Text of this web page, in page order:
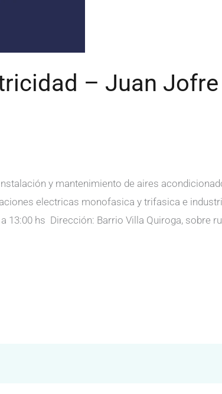
– Juan Jofre
y mantenimiento de aires
electricas monofasica y trifasica e
13:00 hs Dirección: Barrio Villa Quiroga, sobre